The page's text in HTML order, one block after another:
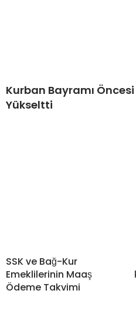
Kurban Bayramı Öncesi
Yükseltti
SSK ve Bağ-Kur
Emeklilerinin Maaş
Ödeme Takvimi